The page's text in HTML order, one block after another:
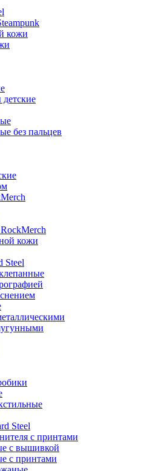
кожи
без пальцев
кожи
Steel
Steel
с принтами
с вышивкой
с принтами